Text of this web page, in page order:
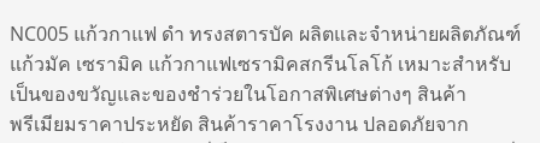
NC005 แก้วกาแฟ ดำ ทรงสตารบัค ผลิตและจำหน่ายผลิตภัณฑ์
แก้วมัค เซรามิค แก้วกาแฟเซรามิคสกรีนโลโก้ เหมาะสำหรับ
เป็นของขวัญและของชำร่วยในโอกาสพิเศษต่างๆ สินค้า
พรีเมียมราคาประหยัด สินค้าราคาโรงงาน ปลอดภัยจาก